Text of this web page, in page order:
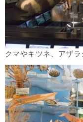
クマやキツネ、アザラ